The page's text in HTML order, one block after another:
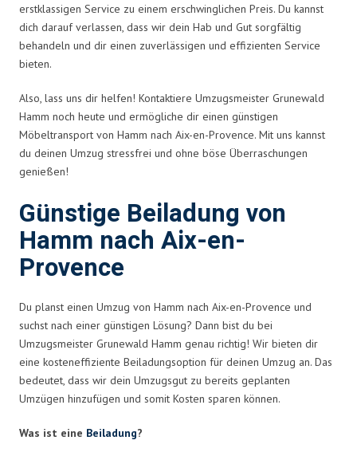
erstklassigen Service zu einem erschwinglichen Preis. Du kannst
dich darauf verlassen, dass wir dein Hab und Gut sorgfältig
behandeln und dir einen zuverlässigen und effizienten Service
bieten.
Also, lass uns dir helfen! Kontaktiere Umzugsmeister Grunewald
Hamm noch heute und ermögliche dir einen günstigen
Möbeltransport von Hamm nach Aix-en-Provence. Mit uns kannst
du deinen Umzug stressfrei und ohne böse Überraschungen
genießen!
Günstige Beiladung von
Hamm nach Aix-en-
Provence
Du planst einen Umzug von Hamm nach Aix-en-Provence und
suchst nach einer günstigen Lösung? Dann bist du bei
Umzugsmeister Grunewald Hamm genau richtig! Wir bieten dir
eine kosteneffiziente Beiladungsoption für deinen Umzug an. Das
bedeutet, dass wir dein Umzugsgut zu bereits geplanten
Umzügen hinzufügen und somit Kosten sparen können.
Was ist eine Beiladung?